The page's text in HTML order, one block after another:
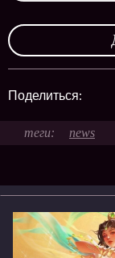
Поделиться:
news